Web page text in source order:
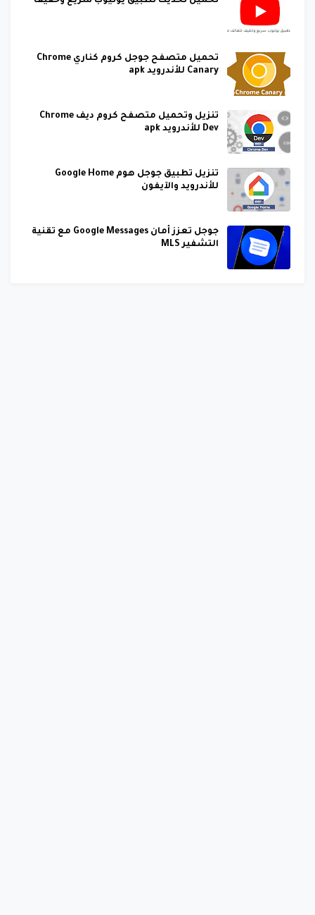
تحميل متصفح جوجل كروم كناري Chrome
Canary للأندرويد apk
تنزيل وتحميل متصفح كروم ديف Chrome
Dev للأندرويد apk
تنزيل تطبيق جوجل هوم Google Home
للأندرويد والآيفون
جوجل تعزز أمان Google Messages مع تقنية
التشفير MLS